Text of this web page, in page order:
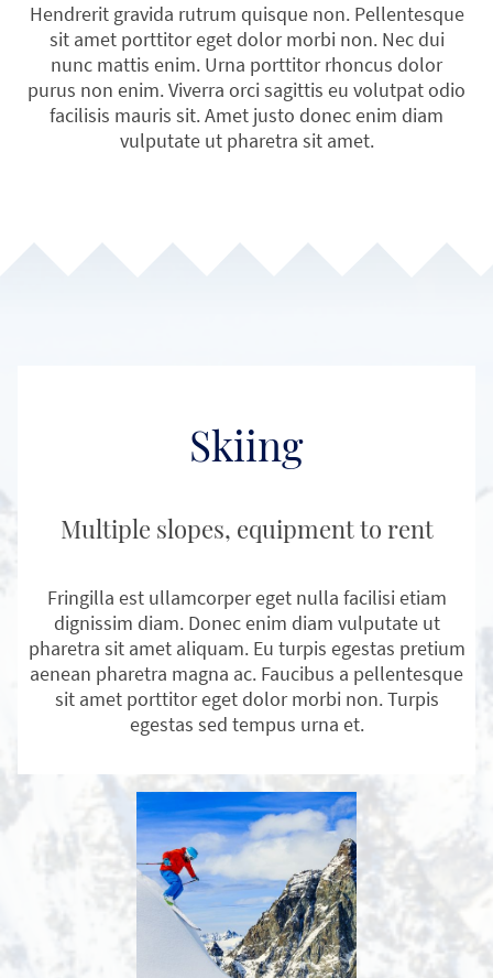
Hendrerit gravida rutrum quisque non. Pellentesque
sit amet porttitor eget dolor morbi non. Nec dui
nunc mattis enim. Urna porttitor rhoncus dolor
purus non enim. Viverra orci sagittis eu volutpat odio
facilisis mauris sit. Amet justo donec enim diam
vulputate ut pharetra sit amet.
Skiing
Multiple slopes, equipment to rent
Fringilla est ullamcorper eget nulla facilisi etiam
dignissim diam. Donec enim diam vulputate ut
pharetra sit amet aliquam. Eu turpis egestas pretium
aenean pharetra magna ac. Faucibus a pellentesque
sit amet porttitor eget dolor morbi non. Turpis
egestas sed tempus urna et.